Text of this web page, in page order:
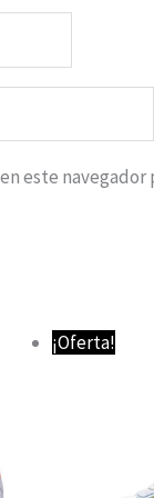
este
¡Oferta!
El
precio